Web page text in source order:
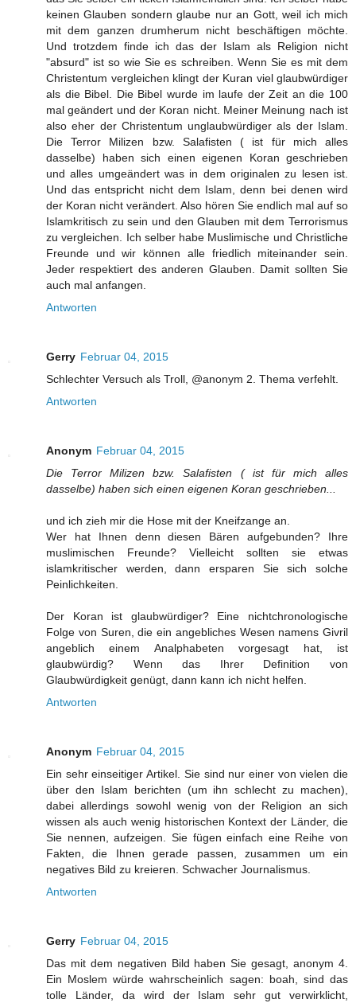
keinen Glauben sondern glaube nur an Gott, weil ich mich
mit dem ganzen drumherum nicht beschäftigen möchte.
Und trotzdem finde ich das der Islam als Religion nicht
"absurd" ist so wie Sie es schreiben. Wenn Sie es mit dem
Christentum vergleichen klingt der Kuran viel glaubwürdiger
als die Bibel. Die Bibel wurde im laufe der Zeit an die 100
mal geändert und der Koran nicht. Meiner Meinung nach ist
also eher der Christentum unglaubwürdiger als der Islam.
Die Terror Milizen bzw. Salafisten ( ist für mich alles
dasselbe) haben sich einen eigenen Koran geschrieben
und alles umgeändert was in dem originalen zu lesen ist.
Und das entspricht nicht dem Islam, denn bei denen wird
der Koran nicht verändert. Also hören Sie endlich mal auf so
Islamkritisch zu sein und den Glauben mit dem Terrorismus
zu vergleichen. Ich selber habe Muslimische und Christliche
Freunde und wir können alle friedlich miteinander sein.
Jeder respektiert des anderen Glauben. Damit sollten Sie
auch mal anfangen.
Antworten
Gerry Februar 04, 2015
Schlechter Versuch als Troll, @anonym 2. Thema verfehlt.
Antworten
Anonym Februar 04, 2015
Die Terror Milizen bzw. Salafisten ( ist für mich alles
dasselbe) haben sich einen eigenen Koran geschrieben...
und ich zieh mir die Hose mit der Kneifzange an.
Wer hat Ihnen denn diesen Bären aufgebunden? Ihre
muslimischen Freunde? Vielleicht sollten sie etwas
islamkritischer werden, dann ersparen Sie sich solche
Peinlichkeiten.
Der Koran ist glaubwürdiger? Eine nichtchronologische
Folge von Suren, die ein angebliches Wesen namens Givril
angeblich einem Analphabeten vorgesagt hat, ist
glaubwürdig? Wenn das Ihrer Definition von
Glaubwürdigkeit genügt, dann kann ich nicht helfen.
Antworten
Anonym Februar 04, 2015
Ein sehr einseitiger Artikel. Sie sind nur einer von vielen die
über den Islam berichten (um ihn schlecht zu machen),
dabei allerdings sowohl wenig von der Religion an sich
wissen als auch wenig historischen Kontext der Länder, die
Sie nennen, aufzeigen. Sie fügen einfach eine Reihe von
Fakten, die Ihnen gerade passen, zusammen um ein
negatives Bild zu kreieren. Schwacher Journalismus.
Antworten
Gerry Februar 04, 2015
Das mit dem negativen Bild haben Sie gesagt, anonym 4.
Ein Moslem würde wahrscheinlich sagen: boah, sind das
tolle Länder, da wird der Islam sehr gut verwirklicht,